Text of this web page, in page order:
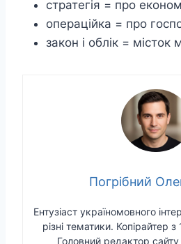
стратегія = про
операційка = про
закон і облік = місток
Погрібний
Ентузіаст україномовного
різні тематики. Копірайтер
Головний редактор